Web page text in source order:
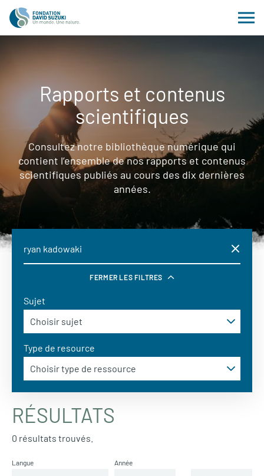
Rapports et contenus
scientifiques
Consultez notre bibliothèque numérique qui
contient l’ensemble de nos rapports et contenus
scientifiques publiés au cours des dix dernières
années.
FERMER LES FILTRES
Sujet
Type de resource
RÉSULTATS
0 résultats trouvés.
Langue Année